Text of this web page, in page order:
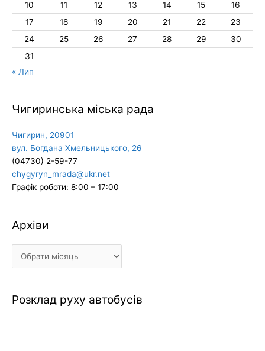
10
11 12 13 14 15
16
17
18 19 20 21 22
23
24
25 26 27 28 29
30
31
« Лип
Чигиринська міська рада
Чигирин, 20901
вул. Богдана Хмельницького, 26
(04730) 2-59-77
chygyryn_mrada@ukr.net
Графік роботи: 8:00 – 17:00
Архіви
Архіви
Розклад руху автобусів